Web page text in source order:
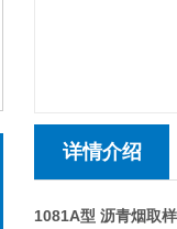
详情介绍
1081A型 沥青烟取